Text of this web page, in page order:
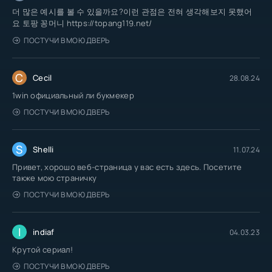
더 많은 예시를 볼 수 있을까요?이런 관점은 전혀 생각해보지 못했어
요 토팡 꽁머니 https://topang119.net/
ПОСТУЧИ В МОЮ ДВЕРЬ
C Cecil 28.08.24
1win официальный ли букмекер
ПОСТУЧИ В МОЮ ДВЕРЬ
S Shelli 11.07.24
Привет, хорошо веб-страница у вас есть здесь. Посетите
также мою страничку
ПОСТУЧИ В МОЮ ДВЕРЬ
I indiaf 04.03.23
Крутой сериал!
ПОСТУЧИ В МОЮ ДВЕРЬ